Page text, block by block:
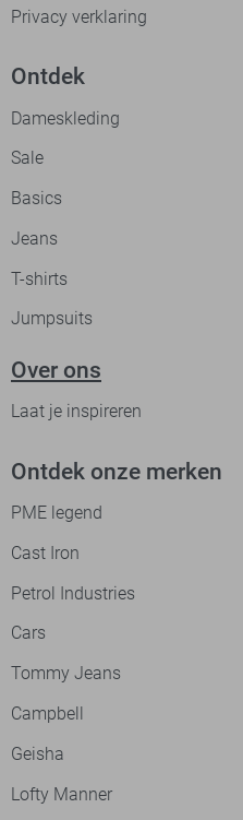
Privacy verklaring
Ontdek
Dameskleding
Sale
Basics
Jeans
T-shirts
Jumpsuits
Over ons
Laat je inspireren
Ontdek onze merken
PME legend
Cast Iron
Petrol Industries
Cars
Tommy Jeans
Campbell
Geisha
Lofty Manner